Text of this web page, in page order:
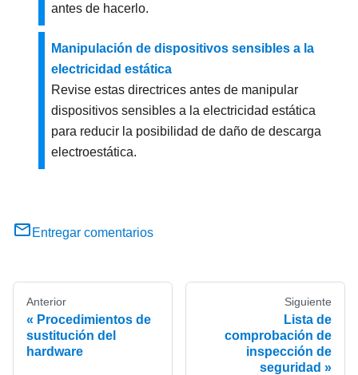
antes de hacerlo.
Manipulación de dispositivos sensibles a la
electricidad estática
Revise estas directrices antes de manipular
dispositivos sensibles a la electricidad estática
para reducir la posibilidad de daño de descarga
electroestática.
Entregar comentarios
Anterior
Procedimientos de
sustitución del
hardware
Siguiente
Lista de
comprobación de
inspección de
seguridad